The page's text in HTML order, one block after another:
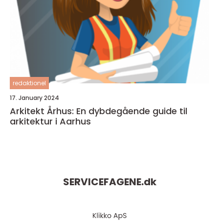
redaktionel
17. January 2024
Arkitekt Århus: En dybdegående guide til
arkitektur i Aarhus
SERVICEFAGENE.dk